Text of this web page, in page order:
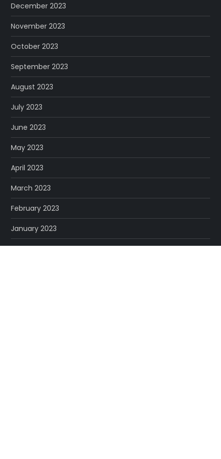
December 2023
November 2023
October 2023
September 2023
August 2023
July 2023
June 2023
May 2023
April 2023
March 2023
February 2023
January 2023
December 2022